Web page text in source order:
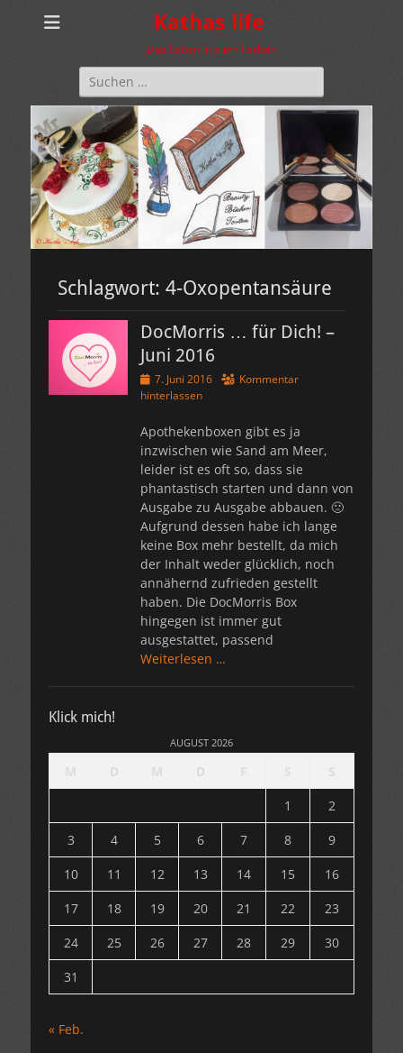
Kathas life
Das Leben in allen Farben
Suchen
nach:
Schlagwort: 4-Oxopentansäure
DocMorris … für Dich! –
Juni 2016
Veröffentlicht
am
7. Juni 2016
Kommentar
hinterlassen
Apothekenboxen gibt es ja
inzwischen wie Sand am Meer,
leider ist es oft so, dass sie
phantastisch starten und dann von
Ausgabe zu Ausgabe abbauen. 🙁
Aufgrund dessen habe ich lange
keine Box mehr bestellt, da mich
der Inhalt weder glücklich, noch
annähernd zufrieden gestellt
haben. Die DocMorris Box
hingegen ist immer gut
ausgestattet, passend
Weiterlesen …
Klick mich!
AUGUST 2026
1
2
3
4 5 6 7 8
9
10
11 12 13 14 15
16
17
18 19 20 21 22
23
24
25 26 27 28 29
30
31
« Feb.